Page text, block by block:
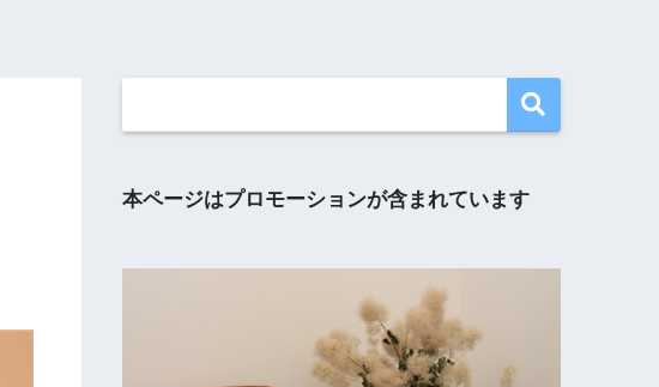
本ページはプロモーションが含まれています